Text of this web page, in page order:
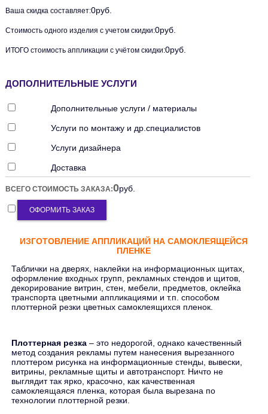
Ваша скидка составляет:0руб.
Стоимость одного изделия с учетом скидки:0руб.
ИТОГО стоимость аппликации с учётом скидки:0руб.
ДОПОЛНИТЕЛЬНЫЕ УСЛУГИ
Дополнительные услуги / материалы
Услуги по монтажу и др.специалистов
Услуги дизайнера
Доставка
ВСЕГО СТОИМОСТЬ ЗАКАЗА:0руб.
ОФОРМИТЬ ЗАКАЗ
ИЗГОТОВЛЕНИЕ АППЛИКАЦИЙ НА САМОКЛЕЯЩЕЙСЯ
ПЛЕНКЕ
Таблички на дверях, наклейки на информационных щитах,
оформление входных групп, рекламных стендов и щитов,
декорирование витрин, стен, мебели, предметов, оклейка
транспорта цветными аппликациями и т.п. способом
плоттерной резки цветных самоклеящихся пленок.
Плоттерная резка – это недорогой, однако качественный
метод создания рекламы путем нанесения вырезанного
плоттером рисунка на информационные стенды, вывески,
витрины, рекламные щиты и автотранспорт. Ничто не
выглядит так ярко, красочно, как качественная
самоклеящаяся пленка, которая была вырезана по
технологии плоттерной резки.